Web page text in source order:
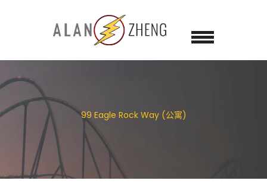
99 Eagle Rock Way (公寓)